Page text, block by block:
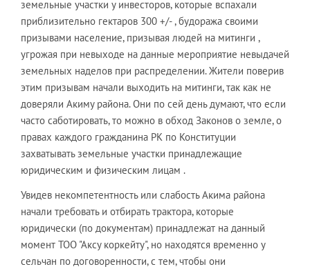
земельные участки у инвесторов, которые вспахали
приблизительно гектаров 300 +/- , будоража своими
призывами население, призывая людей на митинги ,
угрожая при невыходе на данные мероприятие невыдачей
земельных наделов при распределении. Жители поверив
этим призывам начали выходить на митинги, так как не
доверяли Акиму района. Они по сей день думают, что если
часто саботировать, то можно в обход Законов о земле, о
правах каждого гражданина РК по Конституции
захватывать земельные участки принадлежащие
юридическим и физическим лицам .
Увидев некомпетентность или слабость Акима района
начали требовать и отбирать трактора, которые
юридически (по документам) принадлежат на данный
момент ТОО "Аксу коркейту", но находятся временно у
сельчан по договоренности, с тем, чтобы они